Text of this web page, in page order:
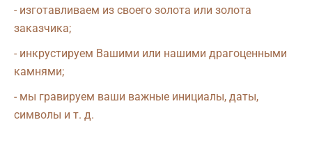
- изготавливаем из своего золота или золота
заказчика;
- инкрустируем Вашими или нашими драгоценными
камнями;
- мы гравируем ваши важные инициалы, даты,
символы и т. д.